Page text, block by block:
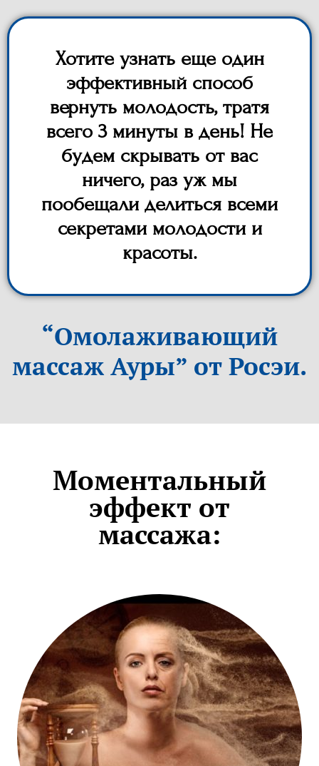
Хотите узнать еще один
эффективный способ
вернуть молодость, тратя
всего 3 минуты в день! Не
будем скрывать от вас
ничего, раз уж мы
пообещали делиться всеми
секретами молодости и
красоты.
“Омолаживающий
массаж Ауры” от Росэи.
Моментальный
эффект от
массажа: